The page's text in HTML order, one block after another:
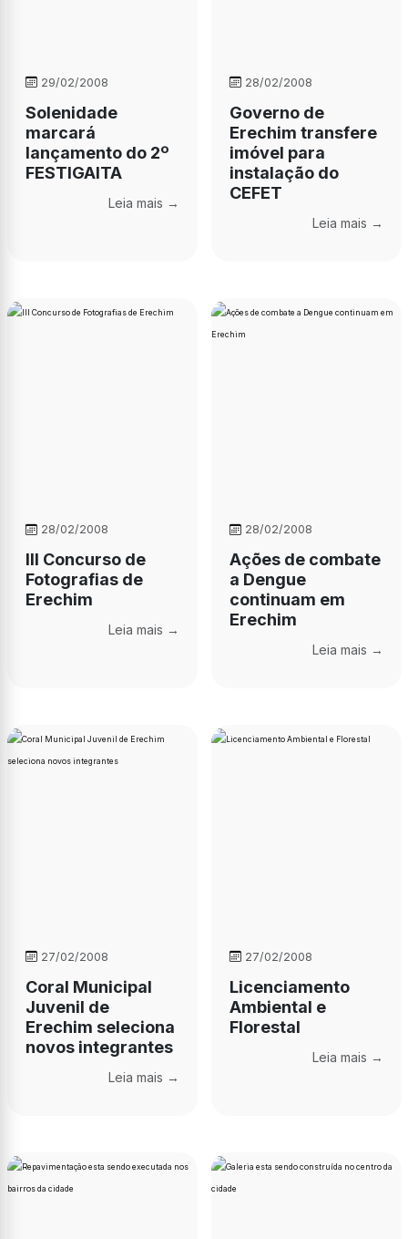
29/02/2008
Solenidade
marcará
lançamento do 2º
FESTIGAITA
Leia mais →
28/02/2008
Governo de
Erechim transfere
imóvel para
instalação do
CEFET
Leia mais →
28/02/2008
III Concurso de
Fotografias de
Erechim
Leia mais →
28/02/2008
Ações de combate
a Dengue
continuam em
Erechim
Leia mais →
27/02/2008
Coral Municipal
Juvenil de
Erechim seleciona
novos integrantes
Leia mais →
27/02/2008
Licenciamento
Ambiental e
Florestal
Leia mais →